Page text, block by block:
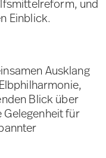
und
Einblick.
Ausklang
Blick über
für